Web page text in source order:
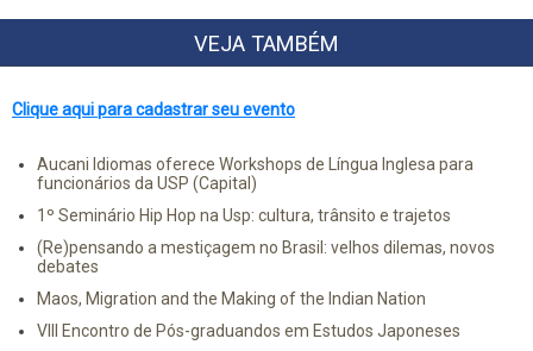
VEJA TAMBÉM
Clique aqui para cadastrar seu evento
Aucani Idiomas oferece Workshops de Língua Inglesa para
funcionários da USP (Capital)
1º Seminário Hip Hop na Usp: cultura, trânsito e trajetos
(Re)pensando a mestiçagem no Brasil: velhos dilemas, novos
debates
Maos, Migration and the Making of the Indian Nation
VIII Encontro de Pós-graduandos em Estudos Japoneses